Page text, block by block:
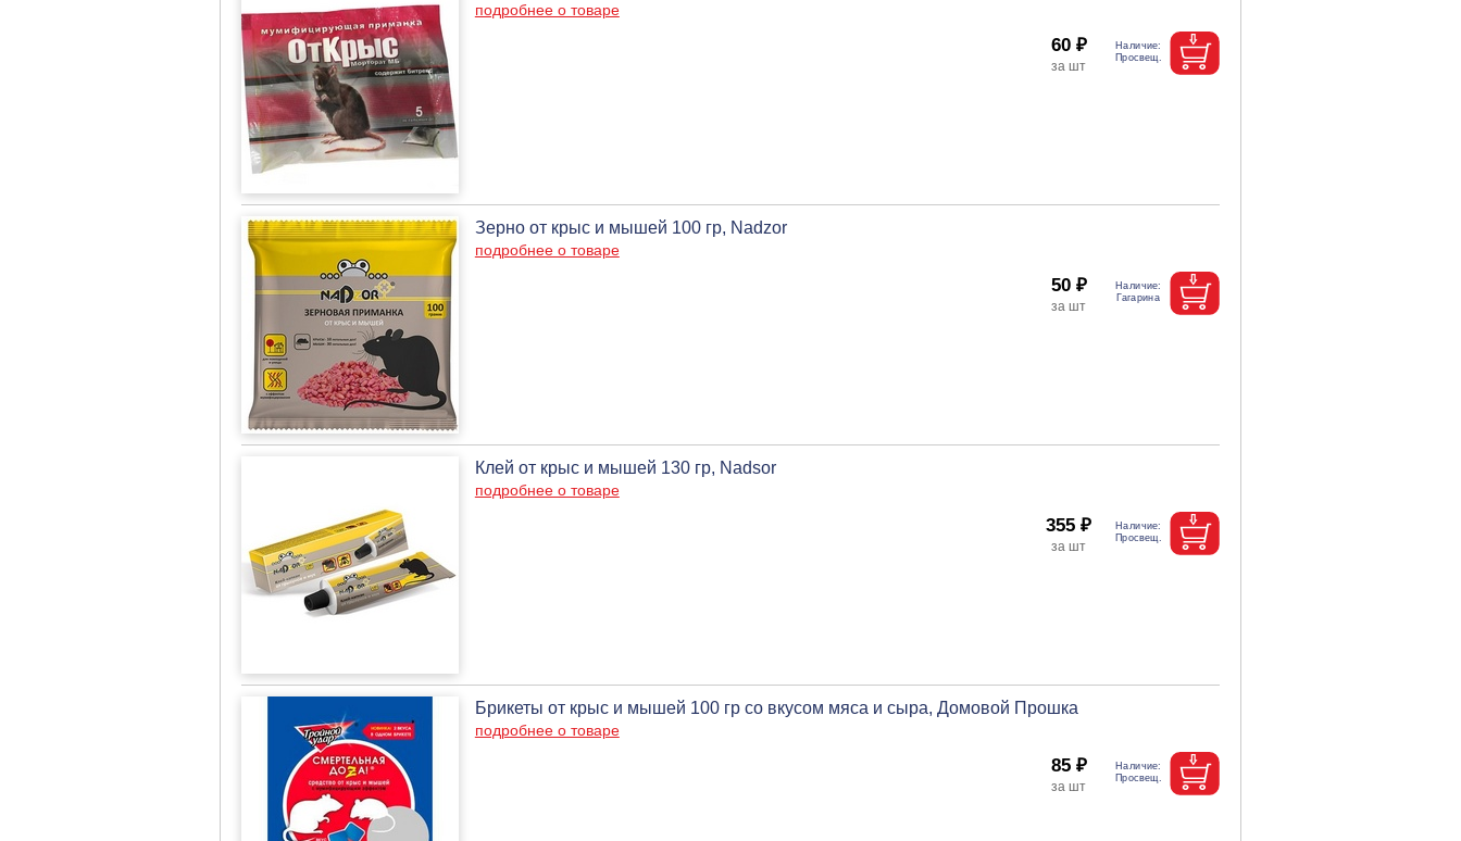
подробнее о товаре
60 ₽
Зерно от крыс и мышей 100 гр, Nadzor
подробнее о товаре
50 ₽
Клей от крыс и мышей 130 гр, Nadsor
подробнее о товаре
355 ₽
Брикеты от крыс и мышей 100 гр со вкусом мяса и сыра, Домовой Прошка
подробнее о товаре
85 ₽